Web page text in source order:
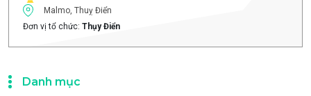
Malmo, Thuỵ Điển
Đơn vị tổ chức: Thụy Điển
Danh mục